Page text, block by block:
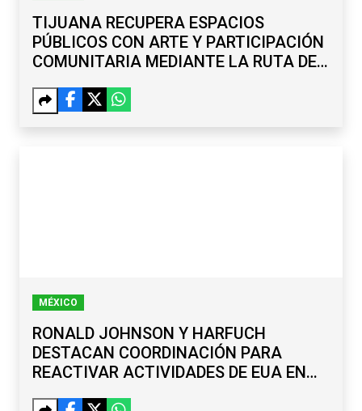
TIJUANA RECUPERA ESPACIOS
PÚBLICOS CON ARTE Y PARTICIPACIÓN
COMUNITARIA MEDIANTE LA RUTA DE
MÉXICO
RONALD JOHNSON Y HARFUCH
DESTACAN COORDINACIÓN PARA
REACTIVAR ACTIVIDADES DE EUA EN